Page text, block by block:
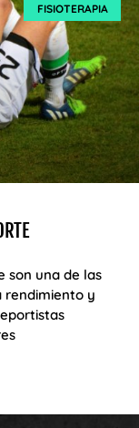
FISIOTERAPIA
son una de las
rendimiento y